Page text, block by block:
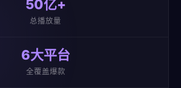
50亿+
总播放量
6大平台
全覆盖爆款